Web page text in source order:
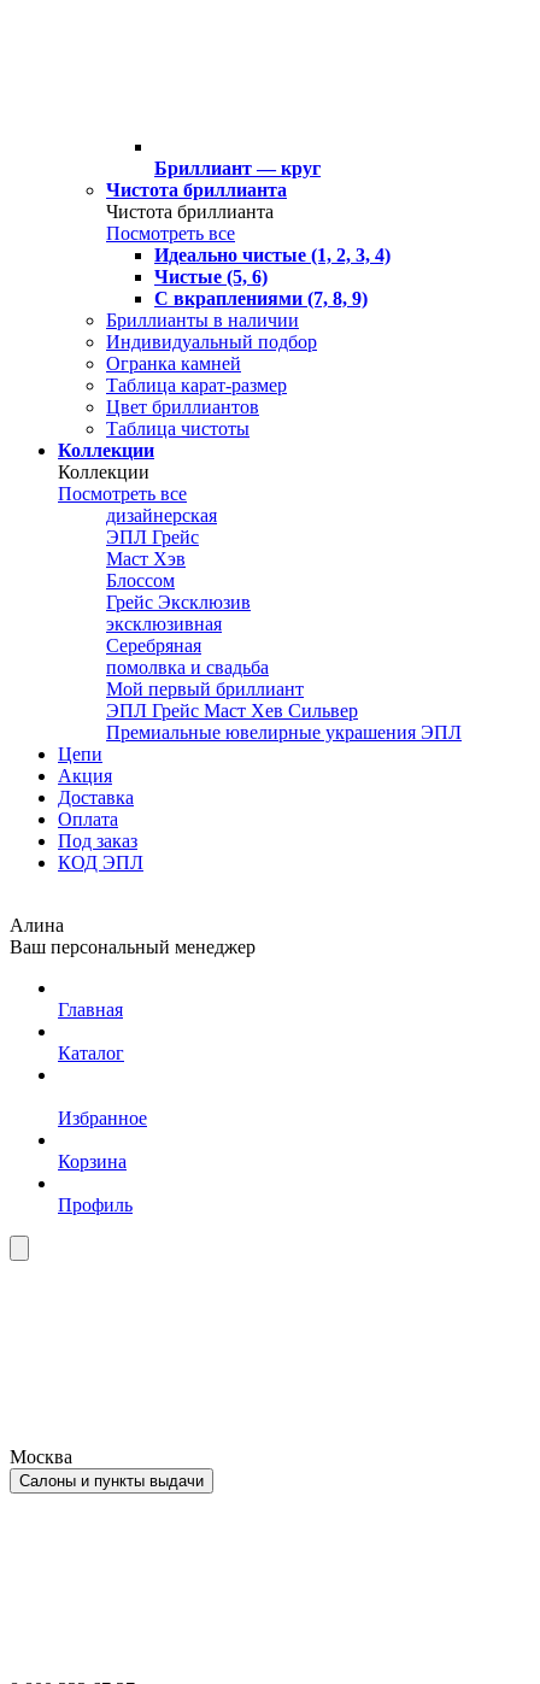
Бриллиант — круг
Чистота бриллианта
Чистота бриллианта
Посмотреть все
Идеально чистые (1, 2, 3, 4)
Чистые (5, 6)
С вкраплениями (7, 8, 9)
Бриллианты в наличии
Индивидуальный подбор
Огранка камней
Таблица карат-размер
Цвет бриллиантов
Таблица чистоты
Коллекции
Коллекции
Посмотреть все
дизайнерская
ЭПЛ Грейс
Маст Хэв
Блоссом
Грейс Эксклюзив
эксклюзивная
Серебряная
помолвка и свадьба
Мой первый бриллиант
ЭПЛ Грейс Маст Хев Сильвер
Премиальные ювелирные украшения ЭПЛ
Цепи
Акция
Доставка
Оплата
Под заказ
КОД ЭПЛ
Алина
Ваш персональный менеджер
Главная
Каталог
Избранное
Корзина
Профиль
Москва
Салоны и пункты выдачи